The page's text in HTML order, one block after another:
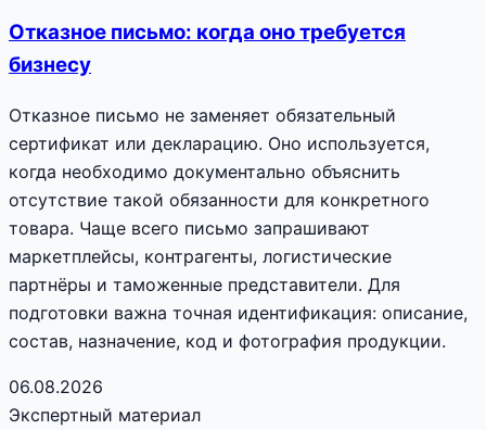
Отказное письмо: когда оно требуется
бизнесу
Отказное письмо не заменяет обязательный
сертификат или декларацию. Оно используется,
когда необходимо документально объяснить
отсутствие такой обязанности для конкретного
товара. Чаще всего письмо запрашивают
маркетплейсы, контрагенты, логистические
партнёры и таможенные представители. Для
подготовки важна точная идентификация: описание,
состав, назначение, код и фотография продукции.
06.08.2026
Экспертный материал